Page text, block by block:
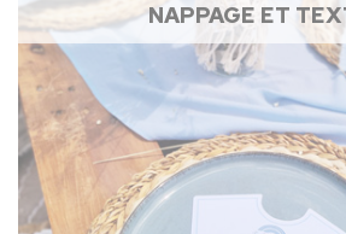
NAPPAGE ET